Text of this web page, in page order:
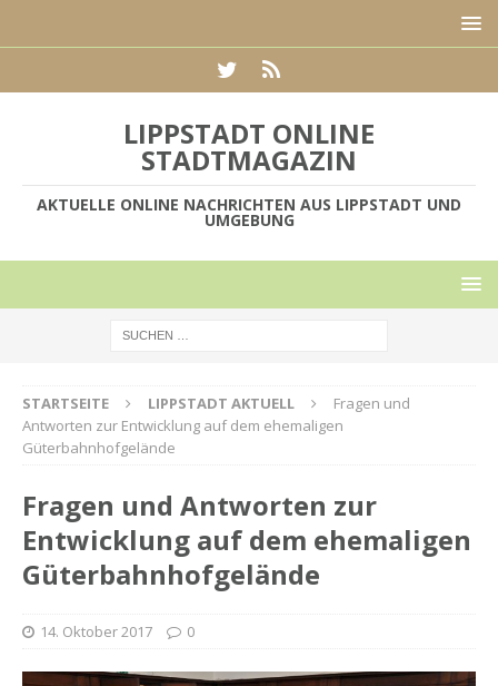
LIPPSTADT ONLINE
STADTMAGAZIN
AKTUELLE ONLINE NACHRICHTEN AUS LIPPSTADT UND
UMGEBUNG
STARTSEITE LIPPSTADT AKTUELL
Fragen und
Antworten zur Entwicklung auf dem ehemaligen
Güterbahnhofgelände
Fragen und Antworten zur
Entwicklung auf dem ehemaligen
Güterbahnhofgelände
14. Oktober 2017 0